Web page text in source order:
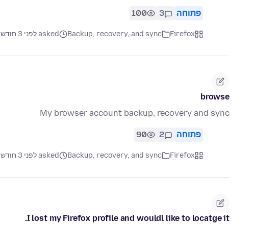
פתוחה 3
100
Firefox
Backup, recovery, and sync asked לפני 3 חודשים
browse
My browser account backup, recovery and sync
פתוחה 2
90
Firefox
Backup, recovery, and sync asked לפני 3 חודשים
I lost my Firefox profile and wouldl like to locatge it.